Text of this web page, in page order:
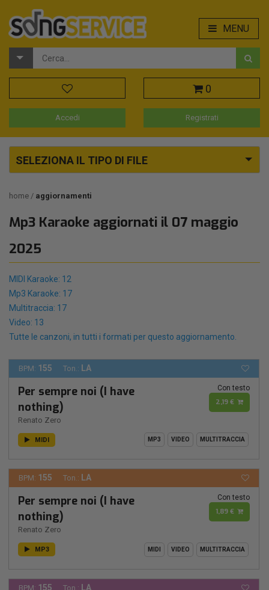
MENU
0
Accedi Registrati
SELEZIONA IL TIPO DI FILE
home aggiornamenti
Mp3 Karaoke aggiornati il 07 maggio
2025
MIDI Karaoke: 12
Mp3 Karaoke: 17
Multitraccia: 17
Video: 13
Tutte le canzoni, in tutti i formati per questo aggiornamento.
BPM: 155 Ton.: LA
Per sempre noi (I have
nothing)
Renato Zero
Con testo
2,19 €
MIDI MP3 VIDEO MULTITRACCIA
BPM: 155 Ton.: LA
Per sempre noi (I have
nothing)
Renato Zero
Con testo
1,89 €
MP3 MIDI VIDEO MULTITRACCIA
BPM: 155 Ton.: LA